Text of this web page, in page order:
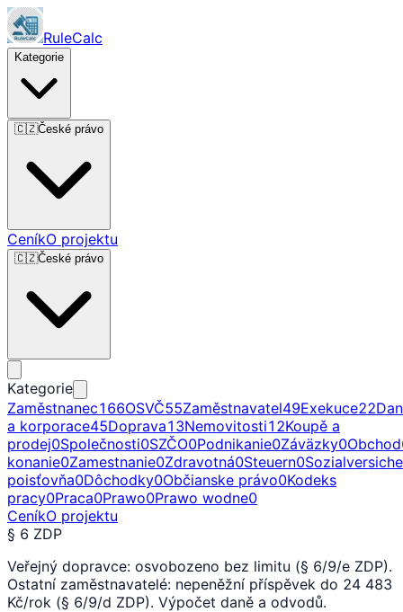
RuleCalc
Kategorie
🇨🇿České právo
CeníkO projektu
🇨🇿České právo
Kategorie
Zaměstnanec166OSVČ55Zaměstnavatel49Exekuce22
a korporace45Doprava13Nemovitosti12Koupě a
prodej0Společnosti0SZČO0Podnikanie0Záväzky0Obchod
konanie0Zamestnanie0Zdravotná0Steuern0
poisťovňa0Dôchodky0Občianske právo0Kodeks
pracy0Praca0Prawo0Prawo wodne0
CeníkO projektu
§ 6 ZDP
Veřejný dopravce: osvobozeno bez limitu (§ 6/9/e ZDP).
Ostatní zaměstnavatelé: nepeněžní příspěvek do 24 483
Kč/rok (§ 6/9/d ZDP). Výpočet daně a odvodů.